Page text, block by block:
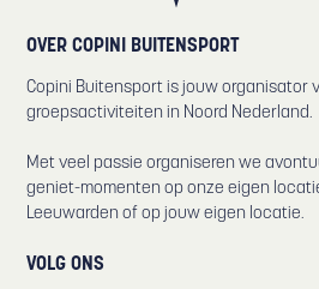
OVER COPINI BUITENSPORT
Copini Buitensport is jouw organisator
groepsactiviteiten in Noord Nederland.
Met veel passie organiseren we
geniet-momenten op onze eigen
Leeuwarden of op jouw eigen locatie.
VOLG ONS